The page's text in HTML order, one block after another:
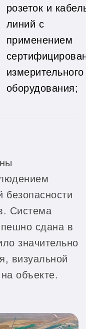
розеток и
линий с
применением
измерительного
оборудования;
Система
сдана в
значительно
визуальной
объекте.